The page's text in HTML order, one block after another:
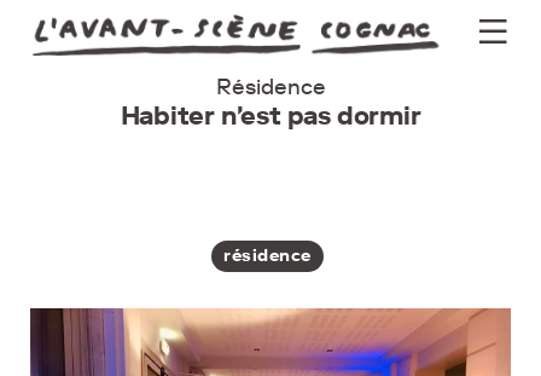
Programme
Groupes
Pratique
Résidence
Habiter n'est pas dormir
résidence